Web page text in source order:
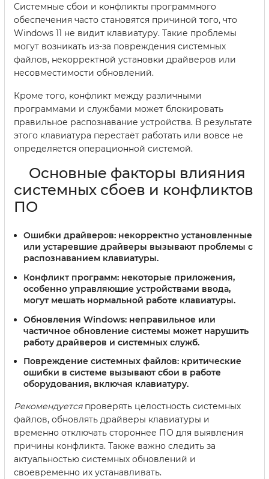
Системные сбои и конфликты программного
обеспечения часто становятся причиной того, что
Windows 11 не видит клавиатуру. Такие проблемы
могут возникать из-за повреждения системных
файлов, некорректной установки драйверов или
несовместимости обновлений.
Кроме того, конфликт между различными
программами и службами может блокировать
правильное распознавание устройства. В результате
этого клавиатура перестаёт работать или вовсе не
определяется операционной системой.
Основные факторы влияния
системных сбоев и конфликтов
ПО
Ошибки драйверов: некорректно установленные
или устаревшие драйверы вызывают проблемы с
распознаванием клавиатуры.
Конфликт программ: некоторые приложения,
особенно управляющие устройствами ввода,
могут мешать нормальной работе клавиатуры.
Обновления Windows: неправильное или
частичное обновление системы может нарушить
работу драйверов и системных служб.
Повреждение системных файлов: критические
ошибки в системе вызывают сбои в работе
оборудования, включая клавиатуру.
Рекомендуетсяпроверять целостность системных
файлов, обновлять драйверы клавиатуры и
временно отключать стороннее ПО для выявления
причины конфликта. Также важно следить за
актуальностью системных обновлений и
своевременно их устанавливать.